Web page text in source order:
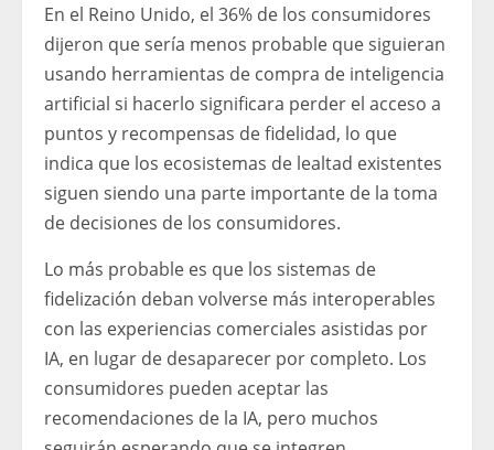
En el Reino Unido, el 36% de los consumidores
dijeron que sería menos probable que siguieran
usando herramientas de compra de inteligencia
artificial si hacerlo significara perder el acceso a
puntos y recompensas de fidelidad, lo que
indica que los ecosistemas de lealtad existentes
siguen siendo una parte importante de la toma
de decisiones de los consumidores.
Lo más probable es que los sistemas de
fidelización deban volverse más interoperables
con las experiencias comerciales asistidas por
IA, en lugar de desaparecer por completo. Los
consumidores pueden aceptar las
recomendaciones de la IA, pero muchos